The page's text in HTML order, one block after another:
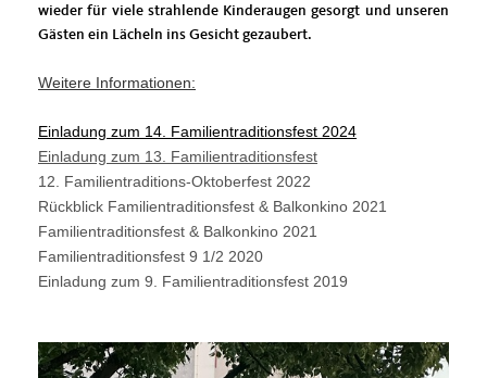
wieder für viele strahlende Kinderaugen gesorgt und unseren
Gästen ein Lächeln ins Gesicht gezaubert.
Weitere Informationen:
Einladung zum 14. Familientraditionsfest 2024
Einladung zum 13. Familientraditionsfest
12. Familientraditions-Oktoberfest 2022
Rückblick Familientraditionsfest & Balkonkino 2021
Familientraditionsfest & Balkonkino 2021
Familientraditionsfest 9 1/2 2020
Einladung zum 9. Familientraditionsfest 2019